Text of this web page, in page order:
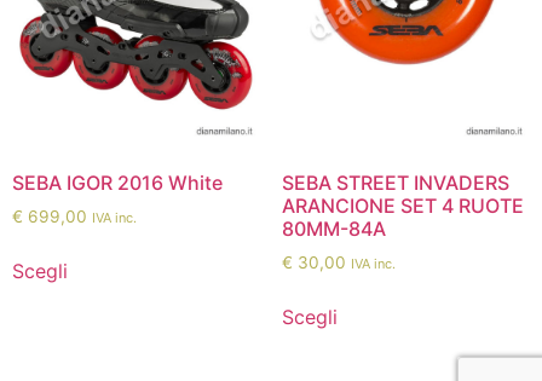
SEBA IGOR 2016 White
€ 699,00 IVA inc.
Scegli
SEBA STREET INVADERS
ARANCIONE SET 4 RUOTE
80MM-84A
€ 30,00 IVA inc.
Scegli